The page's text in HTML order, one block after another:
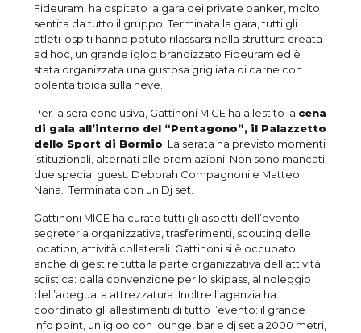
Fideuram, ha ospitato la gara dei private banker, molto
sentita da tutto il gruppo. Terminata la gara, tutti gli
atleti-ospiti hanno potuto rilassarsi nella struttura creata
ad hoc, un grande igloo brandizzato Fideuram ed è
stata organizzata una gustosa grigliata di carne con
polenta tipica sulla neve.
Per la sera conclusiva, Gattinoni MICE ha allestito la cena
di gala all’interno del “Pentagono”, il Palazzetto
dello Sport di Bormio . La serata ha previsto momenti
istituzionali, alternati alle premiazioni. Non sono mancati
due special guest: Deborah Compagnoni e Matteo
Nana. Terminata con un Dj set.
Gattinoni MICE ha curato tutti gli aspetti dell’evento:
segreteria organizzativa, trasferimenti, scouting delle
location, attività collaterali. Gattinoni si è occupato
anche di gestire tutta la parte organizzativa dell’attività
sciistica: dalla convenzione per lo skipass, al noleggio
dell’adeguata attrezzatura. Inoltre l’agenzia ha
coordinato gli allestimenti di tutto l’evento: il grande
info point, un igloo con lounge, bar e dj set a 2000 metri,